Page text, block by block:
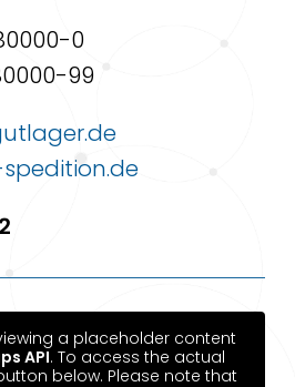
0
99
a placeholder content
API. To access the actual
below. Please note that